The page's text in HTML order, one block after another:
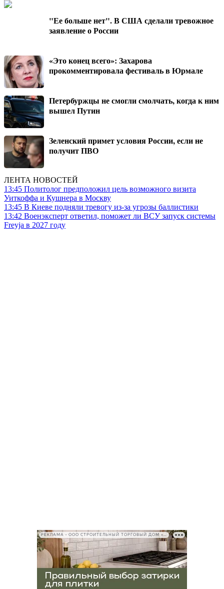
"Ее больше нет". В США сделали тревожное
заявление о России
«Это конец всего»: Захарова
прокомментировала фестиваль в Юрмале
Петербуржцы не смогли смолчать, когда к ним
вышел Путин
Зеленский примет условия России, если не
получит ПВО
ЛЕНТА НОВОСТЕЙ
13:45 Политолог предположил цель возможного визита
Уиткоффа и Кушнера в Москву
13:45 В Киеве подняли тревогу из-за угрозы баллистики
13:42 Военэксперт ответил, поможет ли ВСУ запуск системы
Freyja в 2027 году
РЕКЛАМА • ООО СТРОИТЕЛЬНЫЙ ТОРГОВЫЙ ДОМ «ПЕТРОВИЧ», ИНН 7802348846